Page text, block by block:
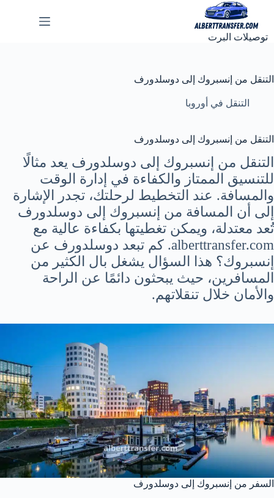
المحتوى
توصيلات البرت
التنقل من إنسبروك إلى دوسلدورف
التنقل في أوروبا
التنقل من إنسبروك إلى دوسلدورف
التنقل من إنسبروك إلى دوسلدورف يعد مثالًا
للتنسيق الممتاز والكفاءة في إدارة الوقت
والمسافة. عند التخطيط لرحلتك، تجدر الإشارة
إلى أن المسافة من إنسبروك إلى دوسلدورف
تُعد معتدلة، ويمكن تغطيتها بكفاءة عالية مع
alberttransfer.com. كم تبعد دوسلدورف عن
إنسبروك؟ هذا السؤال يشغل بال الكثير من
المسافرين، حيث يبحثون دائمًا عن الراحة
والأمان خلال تنقلاتهم.
السفر من إنسبروك إلى دوسلدورف